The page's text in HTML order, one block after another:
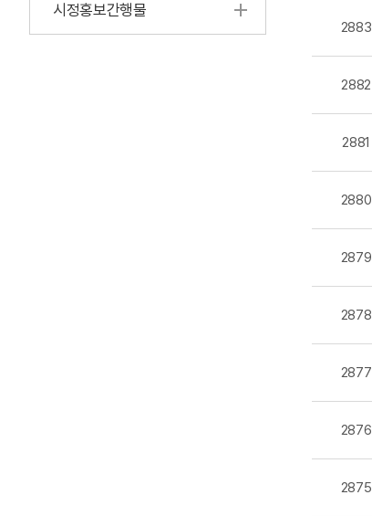
시정홍보간행물
2883
2882
2881
2880
2879
2878
2877
2876
2875